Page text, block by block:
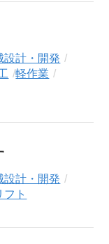
。
方はもちろん、
設計・開発
軽作業
設計・開発
フト